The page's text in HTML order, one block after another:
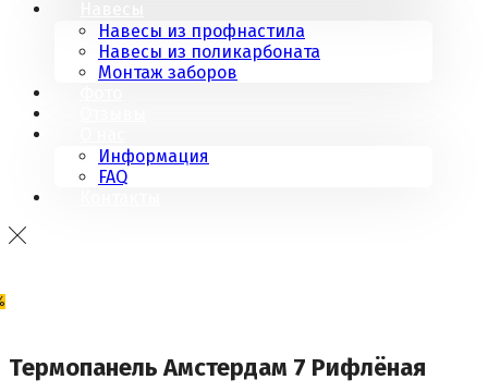
Навесы из профнастила
Навесы из поликарбоната
Монтаж заборов
Информация
FAQ
Термопанель Амстердам 7 Рифлёная